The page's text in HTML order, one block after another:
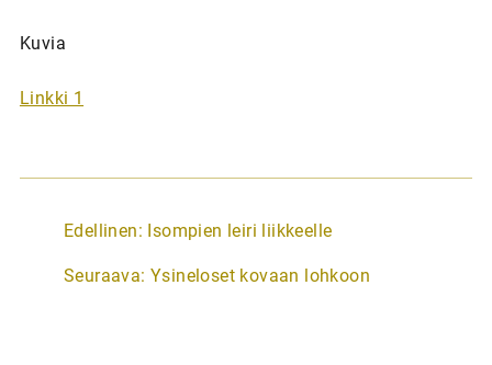
Kuvia
Linkki 1
A
t
Edellinen: Isompien leiri liikkeelle
Seuraava: Ysineloset kovaan lohkoon